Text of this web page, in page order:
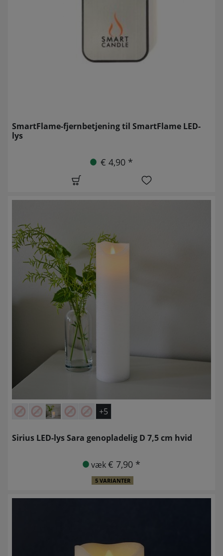
SmartFlame-fjernbetjening til SmartFlame LED-
lys
€ 4,90 *
+5
Sirius LED-lys Sara genopladelig D 7,5 cm hvid
væk€ 7,90 *
5 VARIANTER